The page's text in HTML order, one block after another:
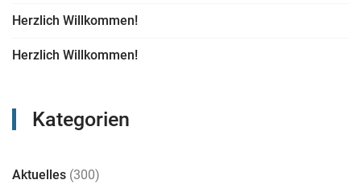
Herzlich Willkommen!
Herzlich Willkommen!
Kategorien
Aktuelles (300)